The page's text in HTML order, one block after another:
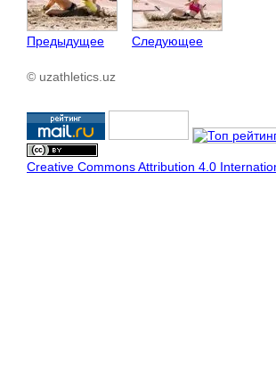
Предыдущее Следующее
© uzathletics.uz
Creative Commons Attribution 4.0